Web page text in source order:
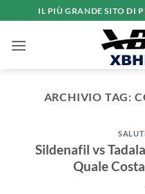
ai
contenuti
IL PIÙ GRANDE SITO DI
ARCHIVIO TAG:
Sildenafil vs
Quale